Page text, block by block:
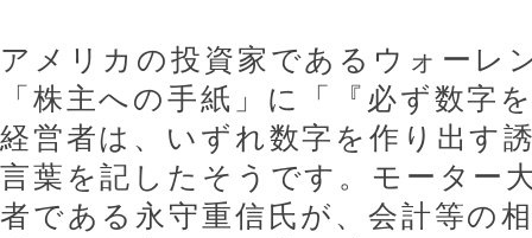
アメリカの投資家であるウォーレ
「株主への手紙」に「『必ず数字
経営者は、いずれ数字を作り出す
言葉を記したそうです。モーター
者である永守重信氏が、会計等の